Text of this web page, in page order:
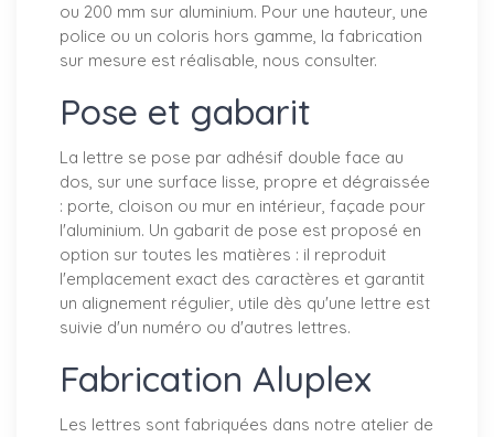
ou 200 mm sur aluminium. Pour une hauteur, une
police ou un coloris hors gamme, la fabrication
sur mesure est réalisable, nous consulter.
Pose et gabarit
La lettre se pose par adhésif double face au
dos, sur une surface lisse, propre et dégraissée
: porte, cloison ou mur en intérieur, façade pour
l'aluminium. Un gabarit de pose est proposé en
option sur toutes les matières : il reproduit
l'emplacement exact des caractères et garantit
un alignement régulier, utile dès qu'une lettre est
suivie d'un numéro ou d'autres lettres.
Fabrication Aluplex
Les lettres sont fabriquées dans notre atelier de